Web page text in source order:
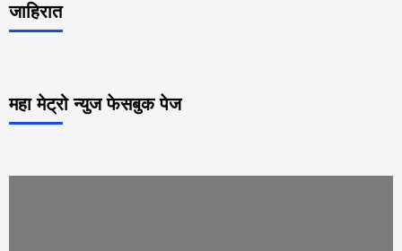
जाहिरात
महा मेट्रो न्युज फेसबुक पेज